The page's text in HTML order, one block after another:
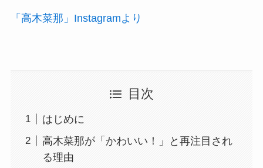
「高木菜那」Instagramより
目次
はじめに
高木菜那が「かわいい！」と再注目され
る理由